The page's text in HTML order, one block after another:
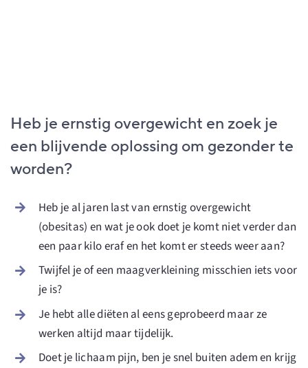
Heb je ernstig overgewicht en zoek je
een blijvende oplossing om gezonder te
worden?
Heb je al jaren last van ernstig overgewicht
(obesitas) en wat je ook doet je komt niet verder dan
een paar kilo eraf en het komt er steeds weer aan?
Twijfel je of een maagverkleining misschien iets voor
je is?
Je hebt alle diëten al eens geprobeerd maar ze
werken altijd maar tijdelijk.
Doet je lichaam pijn, ben je snel buiten adem en krijg